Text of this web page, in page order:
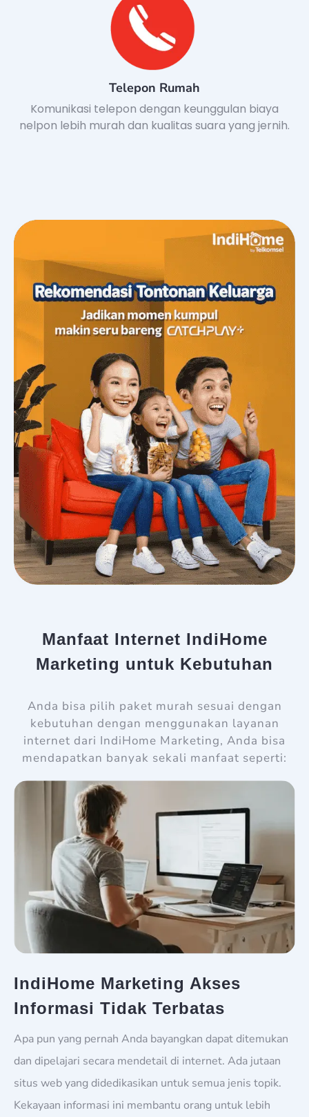
Telepon Rumah
Komunikasi telepon dengan keunggulan biaya
nelpon lebih murah dan kualitas suara yang jernih.
Manfaat Internet IndiHome
Marketing untuk Kebutuhan
Anda bisa pilih paket murah sesuai dengan
kebutuhan dengan menggunakan layanan
internet dari IndiHome Marketing, Anda bisa
mendapatkan banyak sekali manfaat seperti:
IndiHome Marketing Akses
Informasi Tidak Terbatas
Apa pun yang pernah Anda bayangkan dapat ditemukan
dan dipelajari secara mendetail di internet. Ada jutaan
situs web yang didedikasikan untuk semua jenis topik.
Kekayaan informasi ini membantu orang untuk lebih